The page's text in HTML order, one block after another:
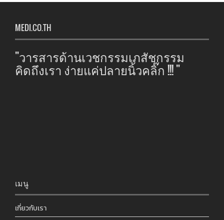
MEDI.CO.TH
"วารสารด้านเวชกรรมเภสัชกรรม
คิดถึงเรา ง่ายแค่ปลายนิ้วคลิ๊ก !!! "
เมนู
เกี่ยวกับเรา